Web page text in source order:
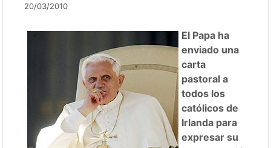
20/03/2010
El Papa ha
enviado una
carta
pastoral a
todos los
católicos de
Irlanda para
expresar su